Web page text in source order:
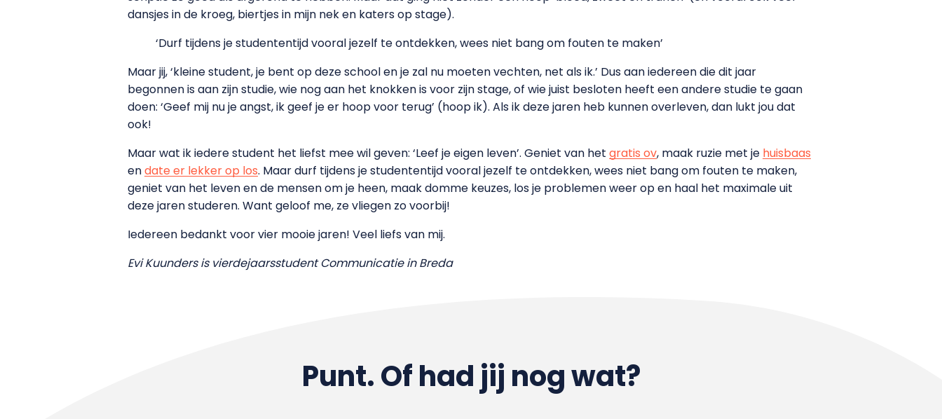
dansjes in de kroeg, biertjes in mijn nek en katers op stage).
‘Durf tijdens je studententijd vooral jezelf te ontdekken, wees niet bang om fouten te maken’
Maar jij, ‘kleine student, je bent op deze school en je zal nu moeten vechten, net als ik.’ Dus aan iedereen die dit jaar
begonnen is aan zijn studie, wie nog aan het knokken is voor zijn stage, of wie juist besloten heeft een andere studie te gaan
doen: ‘Geef mij nu je angst, ik geef je er hoop voor terug’ (hoop ik). Als ik deze jaren heb kunnen overleven, dan lukt jou dat
ook!
Maar wat ik iedere student het liefst mee wil geven: ‘Leef je eigen leven’. Geniet van het gratis ov, maak ruzie met je huisbaas
endate er lekker op los. Maar durf tijdens je studententijd vooral jezelf te ontdekken, wees niet bang om fouten te maken,
geniet van het leven en de mensen om je heen, maak domme keuzes, los je problemen weer op en haal het maximale uit
deze jaren studeren. Want geloof me, ze vliegen zo voorbij!
Iedereen bedankt voor vier mooie jaren! Veel liefs van mij.
Evi Kuunders is vierdejaarsstudent Communicatie in Breda
Punt. Of had jij nog wat?